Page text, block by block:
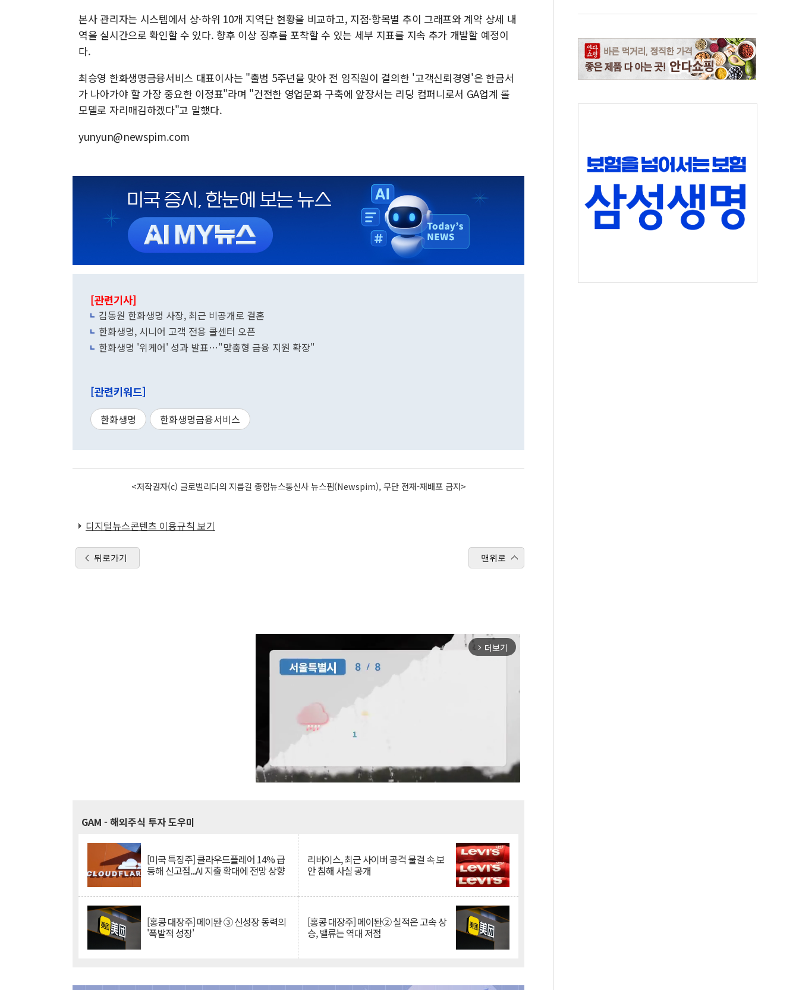
본사 관리자는 시스템에서 상·하위 10개 지역단 현황을 비교하고, 지점·항목별 추이 그래프와 계약 상세 내
역을 실시간으로 확인할 수 있다. 향후 이상 징후를 포착할 수 있는 세부 지표를 지속 추가 개발할 예정이
다.
최승영 한화생명금융서비스 대표이사는 "출범 5주년을 맞아 전 임직원이 결의한 '고객신뢰경영'은 한금서
가 나아가야 할 가장 중요한 이정표"라며 "건전한 영업문화 구축에 앞장서는 리딩 컴퍼니로서 GA업계 롤
모델로 자리매김하겠다"고 말했다.
yunyun@newspim.com
[관련기사]
김동원 한화생명 사장, 최근 비공개로 결혼
한화생명, 시니어 고객 전용 콜센터 오픈
한화생명 '위케어' 성과 발표…"맞춤형 금융 지원 확장"
[관련키워드]
한화생명 한화생명금융서비스
<저작권자(c) 글로벌리더의 지름길 종합뉴스통신사 뉴스핌(Newspim), 무단 전재-재배포 금지>
디지털뉴스콘텐츠 이용규칙 보기
뒤로가기 맨위로
arrow_forward_ios 더보기
GAM - 해외주식 투자 도우미
[미국 특징주] 클라우드플레어 14% 급
등해 신고점...AI 지출 확대에 전망 상향
리바이스, 최근 사이버 공격 물결 속 보
안 침해 사실 공개
[홍콩 대장주] 메이퇀 ③ 신성장 동력의
'폭발적 성장'
[홍콩 대장주] 메이퇀② 실적은 고속 상
승, 밸류는 역대 저점